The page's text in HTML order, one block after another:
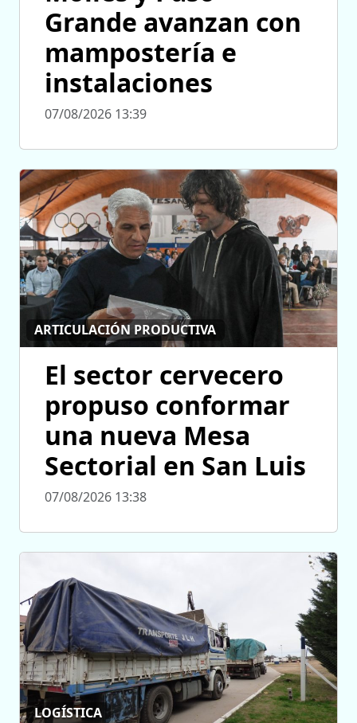
Grande avanzan con
mampostería e
instalaciones
07/08/2026 13:39
ARTICULACIÓN PRODUCTIVA
El sector cervecero
propuso conformar
una nueva Mesa
Sectorial en San Luis
07/08/2026 13:38
LOGÍSTICA